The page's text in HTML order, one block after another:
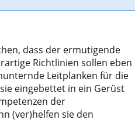
dass der ermutigende
Richtlinien sollen eben
Leitplanken für die
eingebettet in ein Gerüst
der
(ver)helfen sie den